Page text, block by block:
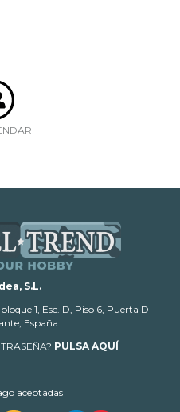
S.L.
1, Esc. D, Piso 6, Puerta D
España
PULSA AQUÍ
aceptadas